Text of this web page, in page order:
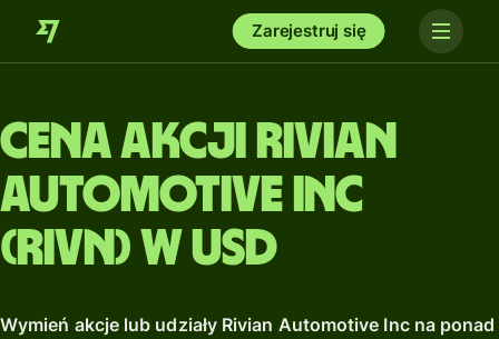
Zarejestruj się
Cena akcji Rivian
Automotive Inc
(RIVN) w USD
Wymień akcje lub udziały Rivian Automotive Inc na ponad